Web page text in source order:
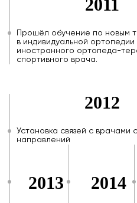
2011
Прошёл обучение по новым
в индивидуальной ортопедии
иностранного ортопеда-
спортивного врача.
2012
Установка связей с врачами
направлений
2013 2014